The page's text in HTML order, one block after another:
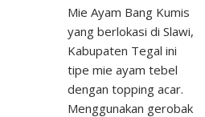
Mie Ayam Bang Kumis
yang berlokasi di Slawi,
Kabupaten Tegal ini
tipe mie ayam tebel
dengan topping acar.
Menggunakan gerobak